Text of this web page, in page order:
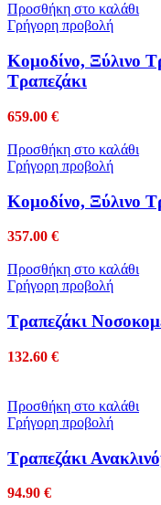
Προσθήκη στο καλάθι
Γρήγορη προβολή
Κομοδίνο, Ξύλινο
Τραπεζάκι
659.00 €
Προσθήκη στο καλάθι
Γρήγορη προβολή
Κομοδίνο, Ξύλινο
357.00 €
Προσθήκη στο καλάθι
Γρήγορη προβολή
Τραπεζάκι
132.60 €
Προσθήκη στο καλάθι
Γρήγορη προβολή
Τραπεζάκι
94.90 €